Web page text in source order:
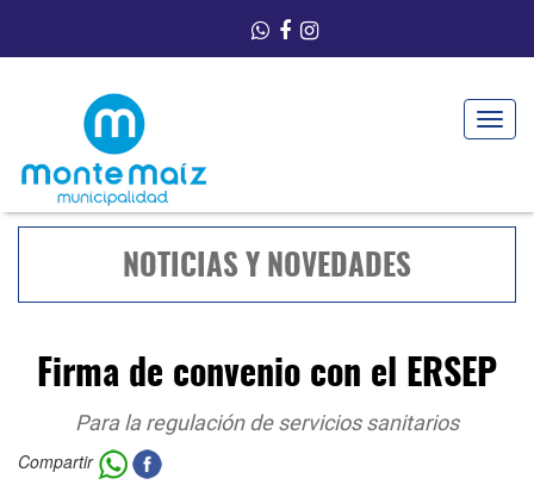
Toggle
NOTICIAS Y NOVEDADES
Firma de convenio con el ERSEP
Para la regulación de servicios sanitarios
Compartir